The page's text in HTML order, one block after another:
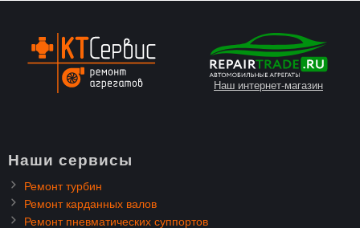
Наш интернет-магазин
Наши сервисы
Ремонт турбин
Ремонт карданных валов
Ремонт пневматических суппортов